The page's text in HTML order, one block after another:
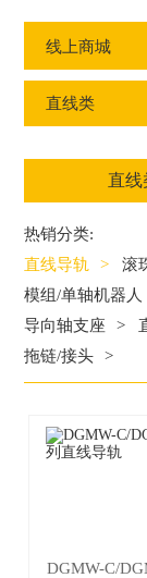
线上商城
直线类
直线
热销分类:
直线导轨
> 滚
模组/单轴机器人
导向轴支座
>
拖链/接头
>
DGMW-C/